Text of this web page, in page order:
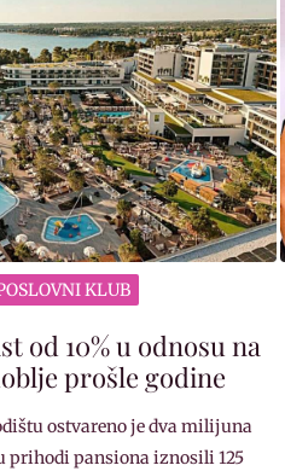
KLUB
od 10% u odnosu na
prošle godine
ostvareno je dva milijuna
prihodi pansiona iznosili 125